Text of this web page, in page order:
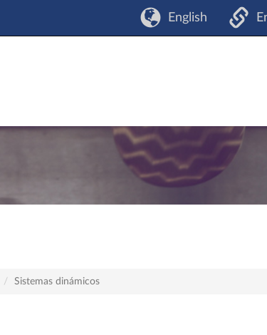
English
Sistemas dinámicos